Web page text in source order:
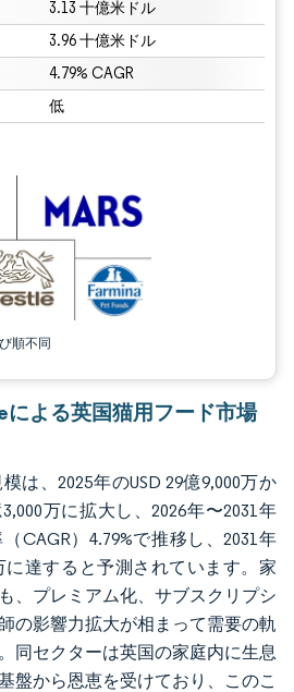
3.13 十億米ドル
3.96 十億米ドル
4.79% CAGR
低
順不同
再利用にはCC BY 4.0の表示が必要です。
よる英国猫用フード市場
は、2025年のUSD 29億9,000万か
万に拡大し、2026年〜2031年
CAGR）4.79%で推移し、2031年
に達すると予測されています。家
、プレミアム化、サブスクリプシ
の影響力拡大が相まって需要の軌
同セクターは英国の家庭内に生息
盤から恩恵を受けており、このこ